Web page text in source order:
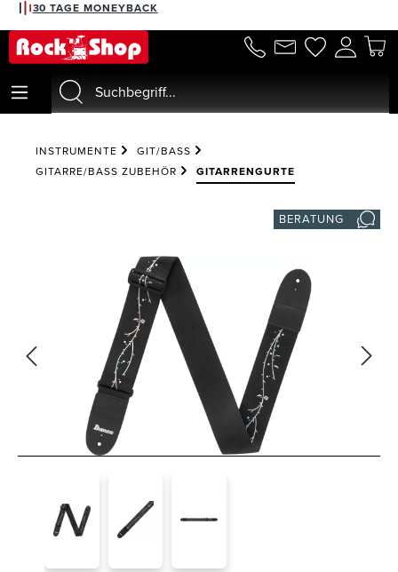
springen
30 TAGE MONEYBACK
INSTRUMENTE
GIT/BASS
GITARRE/BASS ZUBEHÖR
GITARRENGURTE
BERATUNG